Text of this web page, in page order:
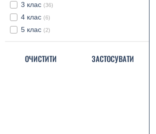
3 клас (36)
4 клас (6)
5 клас (2)
ОЧИСТИТИ ЗАСТОСУВАТИ